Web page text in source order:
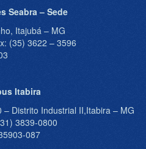
Seabra – Sede
Itajubá – MG
(35) 3622 – 3596
Itabira
Distrito Industrial II,Itabira – MG
3839-0800
087